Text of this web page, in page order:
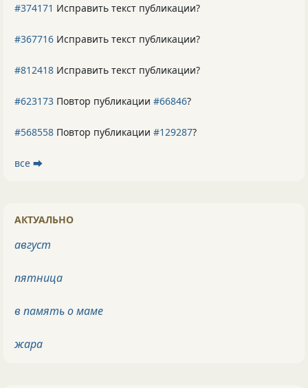
#374171 Исправить текст публикации?
#367716 Исправить текст публикации?
#812418 Исправить текст публикации?
#623173 Повтор публикации #66846?
#568558 Повтор публикации #129287?
все ⮕
АКТУАЛЬНО
август
пятница
в память о маме
жара